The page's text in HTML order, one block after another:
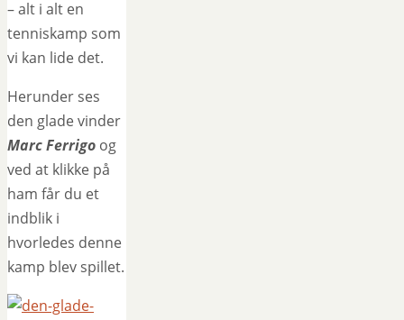
– alt i alt en
tenniskamp som
vi kan lide det.
Herunder ses
den glade vinder
Marc Ferrigo og
ved at klikke på
ham får du et
indblik i
hvorledes denne
kamp blev spillet.